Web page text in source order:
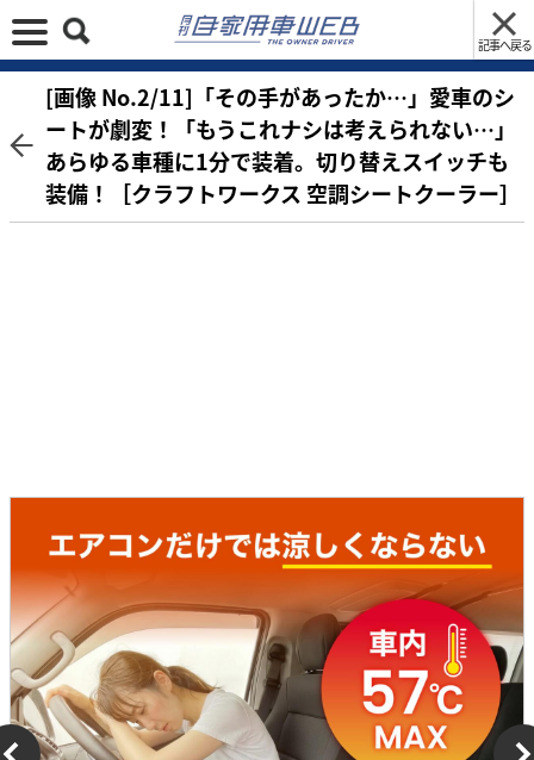
記事へ戻る
[画像 No.2/11]「その手があったか…」愛車のシ
ートが劇変！「もうこれナシは考えられない…」
あらゆる車種に1分で装着。切り替えスイッチも
装備！［クラフトワークス 空調シートクーラー］